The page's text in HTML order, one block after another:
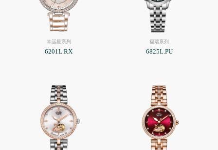
幸运星系列
6201L.RX
福瑞系列
6825L.PU